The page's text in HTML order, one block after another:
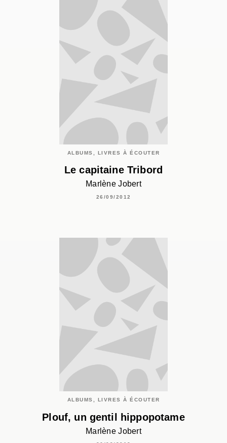
ALBUMS, LIVRES À ÉCOUTER
Le capitaine Tribord
Marlène Jobert
26/09/2012
ALBUMS, LIVRES À ÉCOUTER
Plouf, un gentil hippopotame
Marlène Jobert